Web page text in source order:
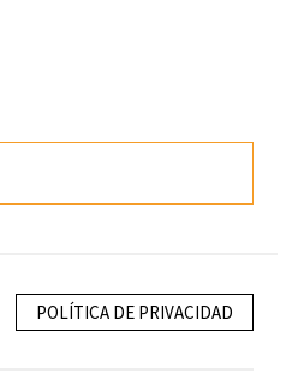
POLÍTICA DE PRIVACIDAD